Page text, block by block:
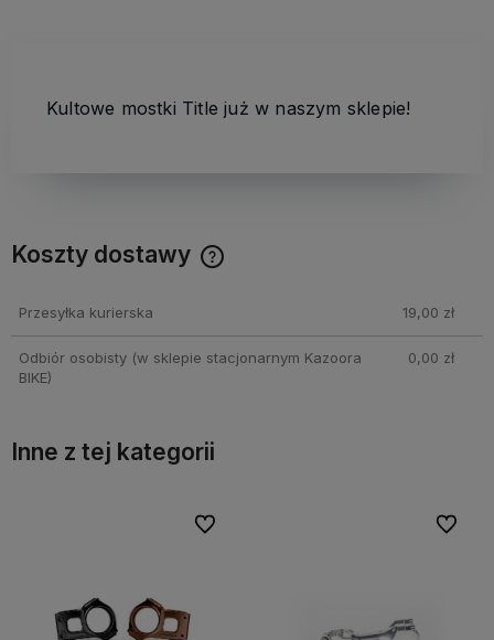
Kultowe mostki Title już w naszym sklepie!
Koszty dostawy
Przesyłka kurierska 19,00 zł
Odbiór osobisty(w sklepie stacjonarnym Kazoora
BIKE)
0,00 zł
Inne z tej kategorii
Do ulubionych
Do ulubionych Do
Do